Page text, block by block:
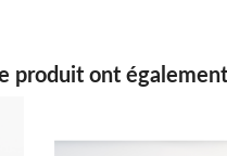
produit ont